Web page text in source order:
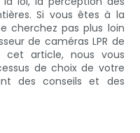
Si vous êtes à la
cherchez pas plus loin
de caméras LPR de
cet article, nous vous
de choix de votre
des conseils et des